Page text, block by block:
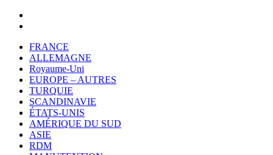
FRANCE
ALLEMAGNE
Royaume-Uni
EUROPE – AUTRES
TURQUIE
SCANDINAVIE
ÉTATS-UNIS
AMÉRIQUE DU SUD
ASIE
RDM